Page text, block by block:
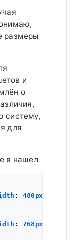
размеры
и
о
систему,
для
я нашел:
: 480px
: 768px